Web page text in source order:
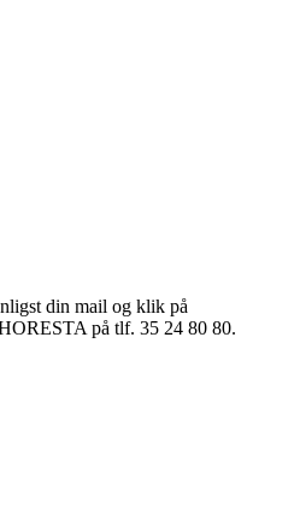
din mail og klik på
på tlf. 35 24 80 80.